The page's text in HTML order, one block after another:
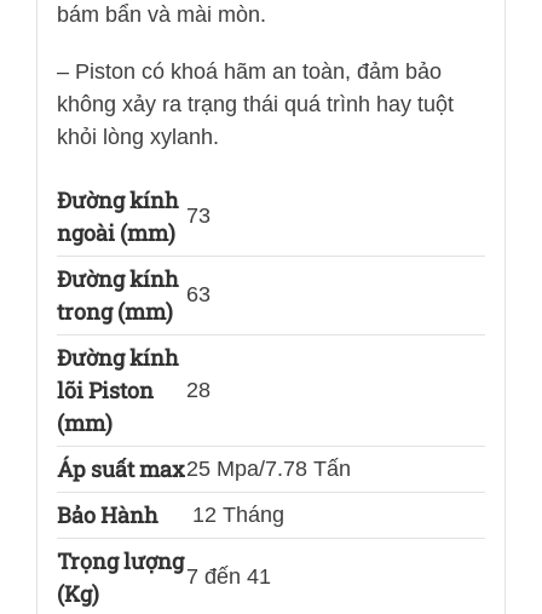
bám bẩn và mài mòn.
– Piston có khoá hãm an toàn, đảm bảo
không xảy ra trạng thái quá trình hay tuột
khỏi lòng xylanh.
Đường kính
ngoài (mm)
73
Đường kính
trong (mm)
63
Đường kính
lõi Piston
(mm)
28
Áp suất max25 Mpa/7.78 Tấn
Bảo Hành 12 Tháng
Trọng lượng
(Kg)
7 đến 41